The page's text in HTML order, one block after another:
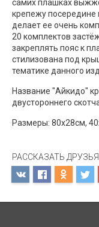
самих плашках
крепежу посередине
делает ее очень
20 комплектов
закреплять пояс к
стилизована под
тематике данного
Название "Айкидо"
двустороннего
Размеры: 80х28см,
РАССКАЗАТЬ